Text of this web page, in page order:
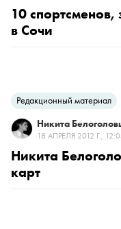
10 спортсменов,
в Сочи
Редакционный материал
Никита
18 АПРЕЛЯ 2012 Г.,
Никита
карт